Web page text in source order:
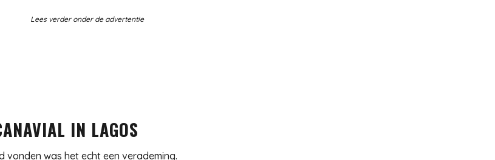
Lees verder onder de advertentie
IN LAGOS
was het echt een verademing.